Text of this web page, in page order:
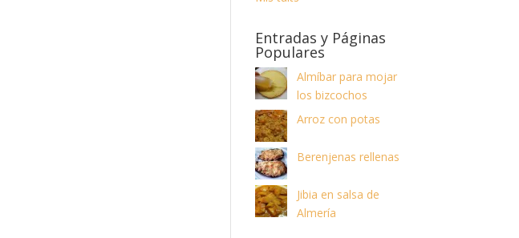
Entradas y Páginas
Populares
Almíbar para mojar
los bizcochos
Arroz con potas
Berenjenas rellenas
Jibia en salsa de
Almería